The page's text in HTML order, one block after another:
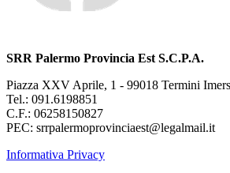
SRR Palermo Provincia Est S.C.P.A.
Piazza XXV Aprile, 1 - 99018 Termini
Tel.: 091.6198851
C.F.: 06258150827
PEC: srrpalermoprovinciaest@legalmail.it
Informativa Privacy